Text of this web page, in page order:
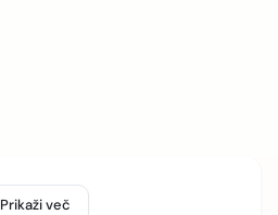
Prikaži več